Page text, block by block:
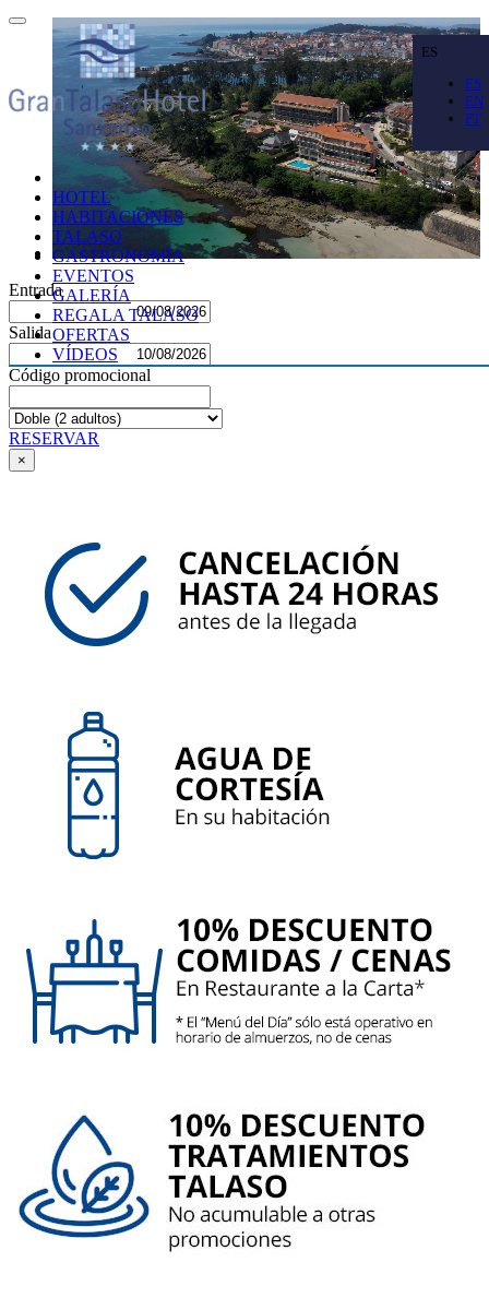
ES
ES
EN
PT
HOTEL
HABITACIONES
TALASO
GASTRONOMÍA
EVENTOS
GALERÍA
REGALA TALASO
OFERTAS
VÍDEOS
Entrada
Salida
Código promocional
RESERVAR
×